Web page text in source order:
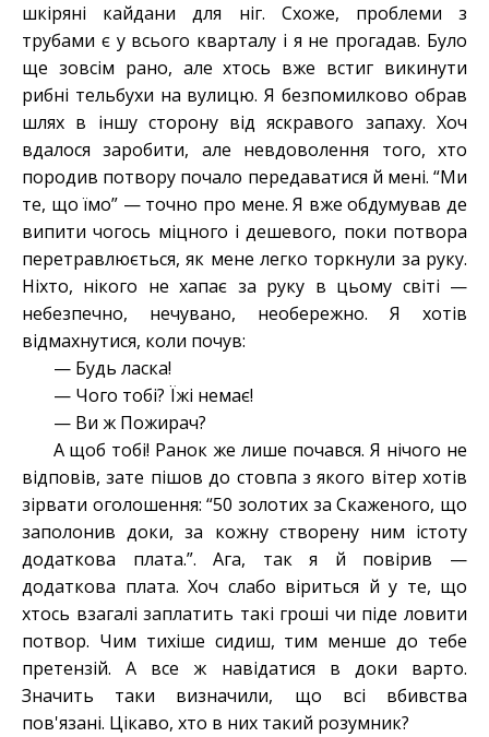
шкіряні кайдани для ніг. Схоже, проблеми з
трубами є у всього кварталу і я не прогадав. Було
ще зовсім рано, але хтось вже встиг викинути
рибні тельбухи на вулицю. Я безпомилково обрав
шлях в іншу сторону від яскравого запаху. Хоч
вдалося заробити, але невдоволення того, хто
породив потвору почало передаватися й мені. “Ми
те, що їмо” — точно про мене. Я вже обдумував де
випити чогось міцного і дешевого, поки потвора
перетравлюється, як мене легко торкнули за руку.
Ніхто, нікого не хапає за руку в цьому світі —
небезпечно, нечувано, необережно. Я хотів
відмахнутися, коли почув:
— Будь ласка!
— Чого тобі? Їжі немає!
— Ви ж Пожирач?
А щоб тобі! Ранок же лише почався. Я нічого не
відповів, зате пішов до стовпа з якого вітер хотів
зірвати оголошення: “50 золотих за Скаженого, що
заполонив доки, за кожну створену ним істоту
додаткова плата.”. Ага, так я й повірив —
додаткова плата. Хоч слабо віриться й у те, що
хтось взагалі заплатить такі гроші чи піде ловити
потвор. Чим тихіше сидиш, тим менше до тебе
претензій. А все ж навідатися в доки варто.
Значить таки визначили, що всі вбивства
пов'язані. Цікаво, хто в них такий розумник?